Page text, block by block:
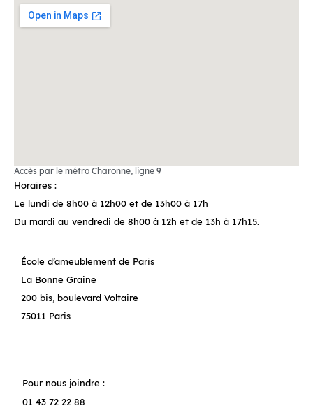
Accès par le métro Charonne, ligne 9
Horaires :
Le lundi de 8h00 à 12h00 et de 13h00 à 17h
Du mardi au vendredi de 8h00 à 12h et de 13h à 17h15.
École d’ameublement de Paris
La Bonne Graine
200 bis, boulevard Voltaire
75011 Paris
Pour nous joindre :
01 43 72 22 88